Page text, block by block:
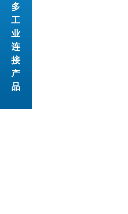
多
工
业
连
接
产
品